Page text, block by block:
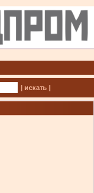
| искать |